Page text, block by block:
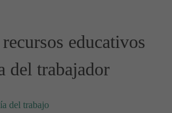
educativos
del trabajador
del trabajo